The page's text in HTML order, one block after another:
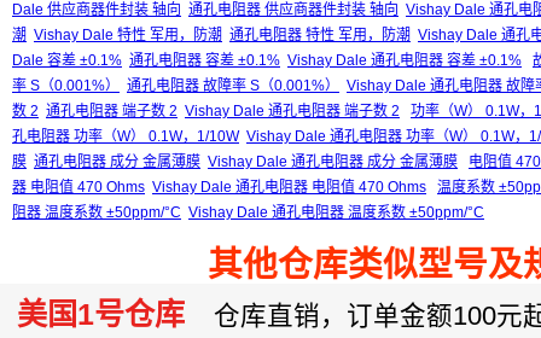
Dale 供应商器件封装 轴向 通孔电阻器 供应商器件封装 轴向 Vishay Dale 通孔电
潮 Vishay Dale 特性 军用，防潮 通孔电阻器 特性 军用，防潮 Vishay Dale 通孔
Dale 容差 ±0.1% 通孔电阻器 容差 ±0.1% Vishay Dale 通孔电阻器 容差 ±0.1%
率 S（0.001%）
通孔电阻器 故障率 S（0.001%）
Vishay Dale 通孔电阻器 故障
数 2 通孔电阻器 端子数 2 Vishay Dale 通孔电阻器 端子数 2
功率（W） 0.1W，
孔电阻器 功率（W） 0.1W，1/10W Vishay Dale 通孔电阻器 功率（W） 0.1W，
膜 通孔电阻器 成分 金属薄膜 Vishay Dale 通孔电阻器 成分 金属薄膜
电阻值
器 电阻值 470 Ohms Vishay Dale 通孔电阻器 电阻值 470 Ohms
温度系数
阻器 温度系数 ±50ppm/°C Vishay Dale 通孔电阻器 温度系数 ±50ppm/°C
其他仓库类似型号及
美国1号仓库 仓库直销，订单金额100元